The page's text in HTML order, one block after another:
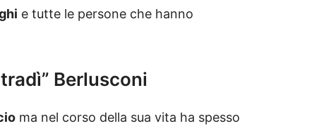
e tutte le persone che hanno
Berlusconi
ma nel corso della sua vita ha spesso